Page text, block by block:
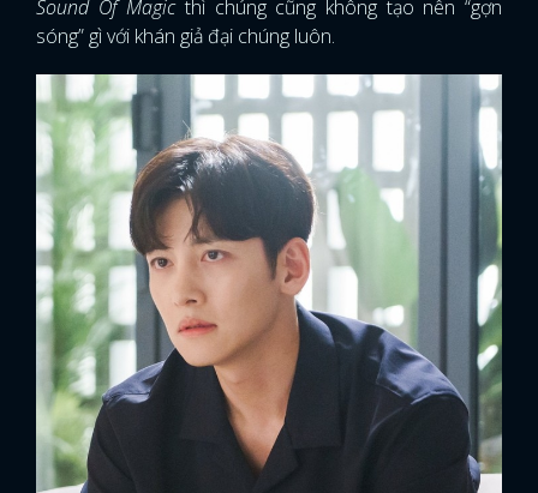
Sound Of Magicthì chúng cũng không tạo nên “gợn
sóng” gì với khán giả đại chúng luôn.